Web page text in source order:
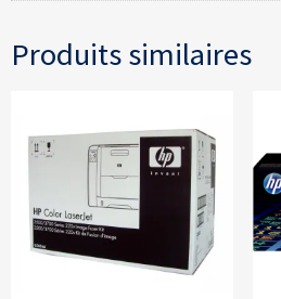
Produits similaires